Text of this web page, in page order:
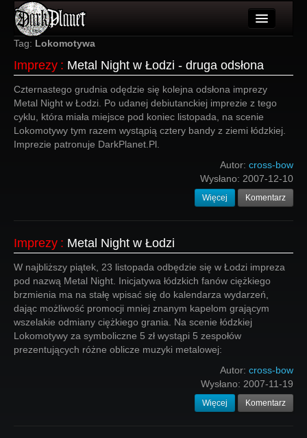
Artykuły
Użytkownicy
Wydarzenia
Galeria
Forum
Tag: Lokomotywa
Imprezy : Metal Night w Łodzi - druga odsłona
Czternastego grudnia odędzie się kolejna odsłona imprezy
Metal Night w Łodzi. Po udanej debiutanckiej imprezie z tego
cyklu, która miała miejsce pod koniec listopada, na scenie
Lokomotywy tym razem wystąpią cztery bandy z ziemi łódzkiej.
Imprezie patronuje DarkPlanet.Pl.
Autor: cross-bow
Wysłano: 2007-12-10
Więcej Komentarz
Imprezy : Metal Night w Łodzi
W najbliższy piątek, 23 listopada odbędzie się w Łodzi impreza
pod nazwą Metal Night. Inicjatywa łódzkich fanów ciężkiego
brzmienia ma na stałę wpisać się do kalendarza wydarzeń,
dając możliwość promocji mniej znanym kapelom grającym
wszelakie odmiany ciężkiego grania. Na scenie łódzkiej
Lokomotywy za symboliczne 5 zł wystąpi 5 zespołów
prezentujących różne oblicze muzyki metalowej:
Autor: cross-bow
Wysłano: 2007-11-19
Więcej Komentarz